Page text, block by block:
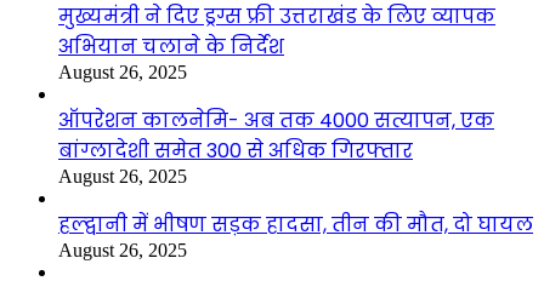
मुख्यमंत्री ने दिए ड्रग्स फ्री उत्तराखंड के लिए व्यापक
अभियान चलाने के निर्देश
August 26, 2025
ऑपरेशन कालनेमि- अब तक 4000 सत्यापन, एक
बांग्लादेशी समेत 300 से अधिक गिरफ्तार
August 26, 2025
हल्द्वानी में भीषण सड़क हादसा, तीन की मौत, दो घायल
August 26, 2025